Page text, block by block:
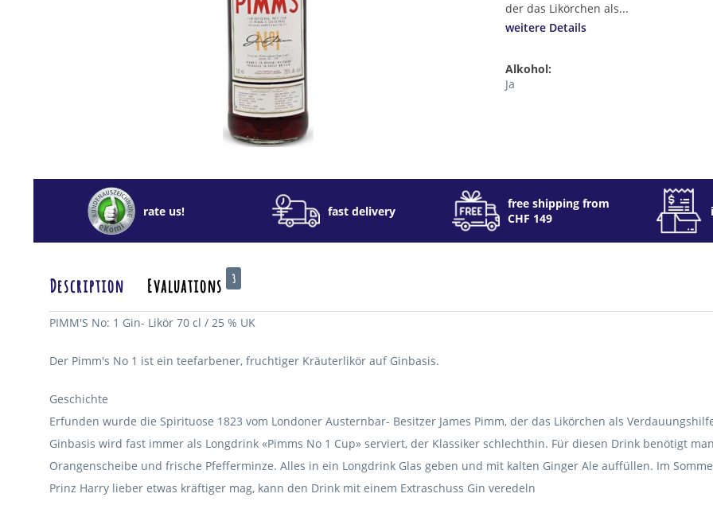
der das Likörchen als...
weitere Details
Alkohol:
Ja
rate us! fast delivery
free shipping from
CHF 149
Description Evaluations 3
PIMM'S No: 1 Gin- Likör 70 cl / 25 % UK
Der Pimm's No 1 ist ein teefarbener, fruchtiger Kräuterlikör auf Ginbasis.
Geschichte
Erfunden wurde die Spirituose 1823 vom Londoner Austernbar- Besitzer James Pimm, der das Likörchen als
Ginbasis wird fast immer als Longdrink «Pimms No 1 Cup» serviert, der Klassiker schlechthin. Für diesen Drink benötigt
Orangenscheibe und frische Pfefferminze. Alles in ein Longdrink Glas geben und mit kalten Ginger Ale auffüllen. Im
Prinz Harry lieber etwas kräftiger mag, kann den Drink mit einem Extraschuss Gin veredeln